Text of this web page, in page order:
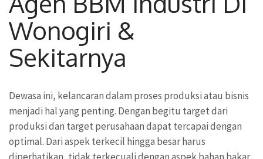
Wonogiri &
Sekitarnya
Dewasa ini, kelancaran dalam proses produksi atau bisnis
menjadi hal yang penting. Dengan begitu target dari
produksi dan target perusahaan dapat tercapai dengan
optimal. Dari aspek terkecil hingga besar harus